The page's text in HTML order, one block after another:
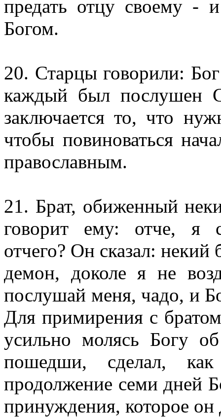
предать отцу своему -
Богом.
20. Старцы говорили:
каждый был послушен
заключается то, что
чтобы повиноваться
православным.
21. Брат, обиженный
говорит ему: отче, я
отчего? Он сказал:
демон, доколе я не
послушай меня, чадо, и
Для примирения с
усильно молясь Богу
пошедши, сделал,
продолжение семи дней
принуждения, которое он